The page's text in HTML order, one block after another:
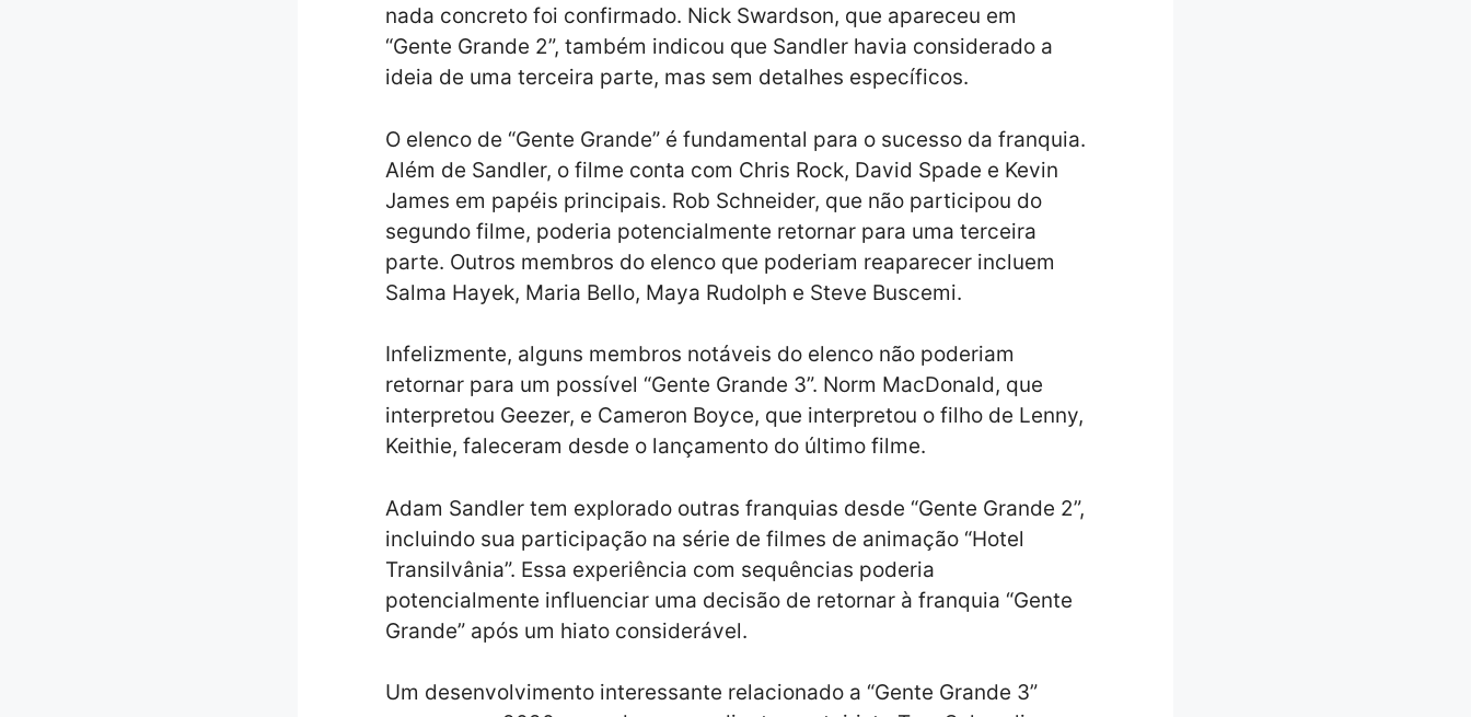
nada concreto foi confirmado. Nick Swardson, que apareceu em
“Gente Grande 2”, também indicou que Sandler havia considerado a
ideia de uma terceira parte, mas sem detalhes específicos.
O elenco de “Gente Grande” é fundamental para o sucesso da franquia.
Além de Sandler, o filme conta com Chris Rock, David Spade e Kevin
James em papéis principais. Rob Schneider, que não participou do
segundo filme, poderia potencialmente retornar para uma terceira
parte. Outros membros do elenco que poderiam reaparecer incluem
Salma Hayek, Maria Bello, Maya Rudolph e Steve Buscemi.
Infelizmente, alguns membros notáveis do elenco não poderiam
retornar para um possível “Gente Grande 3”. Norm MacDonald, que
interpretou Geezer, e Cameron Boyce, que interpretou o filho de Lenny,
Keithie, faleceram desde o lançamento do último filme.
Adam Sandler tem explorado outras franquias desde “Gente Grande 2”,
incluindo sua participação na série de filmes de animação “Hotel
Transilvânia”. Essa experiência com sequências poderia
potencialmente influenciar uma decisão de retornar à franquia “Gente
Grande” após um hiato considerável.
Um desenvolvimento interessante relacionado a “Gente Grande 3”